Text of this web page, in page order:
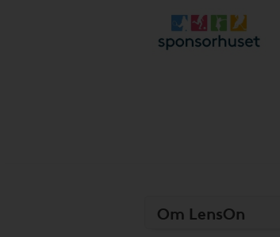
Om LensOn